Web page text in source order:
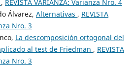
, REVISTA VARIANZA: Varianza Nro. 4
Álvarez, Alternativas , REVISTA
Nro. 3
La descomposición ortogonal del
al test de Friedman , REVISTA
Nro. 3